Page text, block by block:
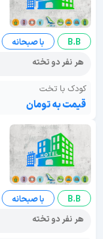
B.B
با صبحانه
هر نفر دو تخته
کودک با تخت
قیمت به تومان
B.B
با صبحانه
هر نفر دو تخته